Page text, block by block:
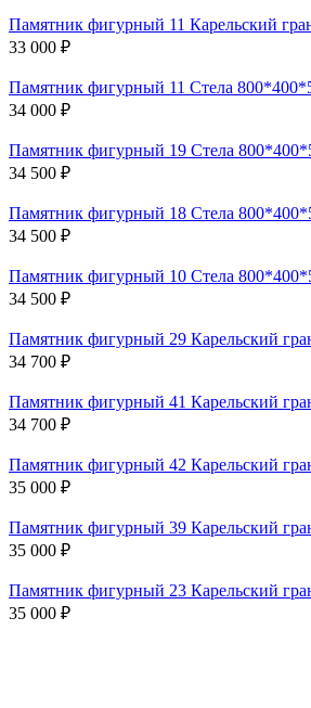
Памятник фигурный 11 Карельский
33 000 ₽
Памятник фигурный 11 Стела
34 000 ₽
Памятник фигурный 19 Стела
34 500 ₽
Памятник фигурный 18 Стела
34 500 ₽
Памятник фигурный 10 Стела
34 500 ₽
Памятник фигурный 29 Карельский
34 700 ₽
Памятник фигурный 41 Карельский
34 700 ₽
Памятник фигурный 42 Карельский
35 000 ₽
Памятник фигурный 39 Карельский
35 000 ₽
Памятник фигурный 23 Карельский
35 000 ₽